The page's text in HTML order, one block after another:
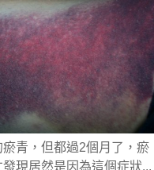
青，但都過2個月了，瘀
現居然是因為這個症狀...